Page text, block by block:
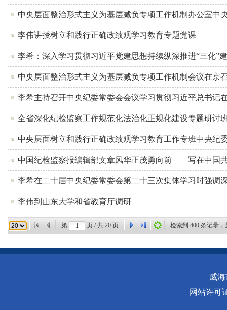
中央层面整治形式主义为基层减负专项工作机制办公室中
李伟讲授树立和践行正确政绩观学习教育专题党课
李希：深入学习贯彻习近平党建思想持续纵深推进“三化”
中央层面整治形式主义为基层减负专项工作机制会议在京
李希主持召开中央纪委常委会会议学习贯彻习近平总书记
全省深化纪检监察工作规范化法治化正规化建设专题研讨
中央层面树立和践行正确政绩观学习教育工作专班中央纪
中国纪检监察报编辑部文章风华正茂勇向前——写在中国
李希在二十届中央纪委常委会第二十三次集体学习时强调
李伟到山东大学和省教育厅调研
第 页 / 共 20 页 检索到 400 条记录
威
网站许可